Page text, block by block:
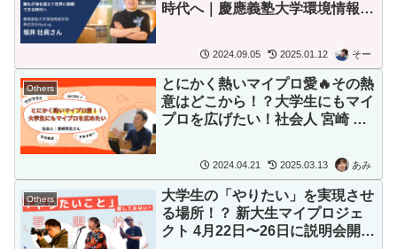
時代へ｜慶應義塾大学環境情報学
2024.09.05 2025.01.12 そー
Others
とにかく熱いマイプロ愛🔥その熱
意はどこから！？大学生にもマイ
プロを広げたい！社会人 宮崎 芳
2024.04.21 2025.03.13 あみ
Others
大学生の「やりたい」を実現させ
る場所！？ 新大生マイプロジェ
クト 4月22日〜26日に説明会開